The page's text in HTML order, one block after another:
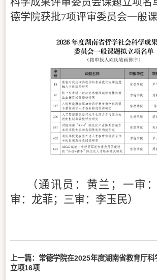
德学院获批7项评审委员会一般课
（通讯员：黄兰；一审
审：龙菲；三审：李玉民）
上一篇： 常德学院在2025年度湖南省教育厅
立项16项